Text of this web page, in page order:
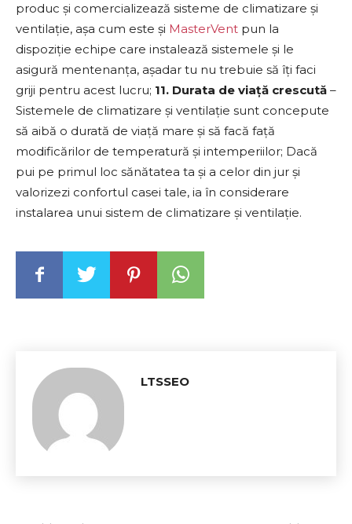
produc și comercializează sisteme de climatizare și
ventilație, așa cum este și MasterVent pun la
dispoziție echipe care instalează sistemele și le
asigură mentenanța, așadar tu nu trebuie să îți faci
griji pentru acest lucru; 11. Durata de viață crescută –
Sistemele de climatizare și ventilație sunt concepute
să aibă o durată de viață mare și să facă față
modificărilor de temperatură și intemperiilor; Dacă
pui pe primul loc sănătatea ta și a celor din jur și
valorizezi confortul casei tale, ia în considerare
instalarea unui sistem de climatizare și ventilație.
LTSSEO